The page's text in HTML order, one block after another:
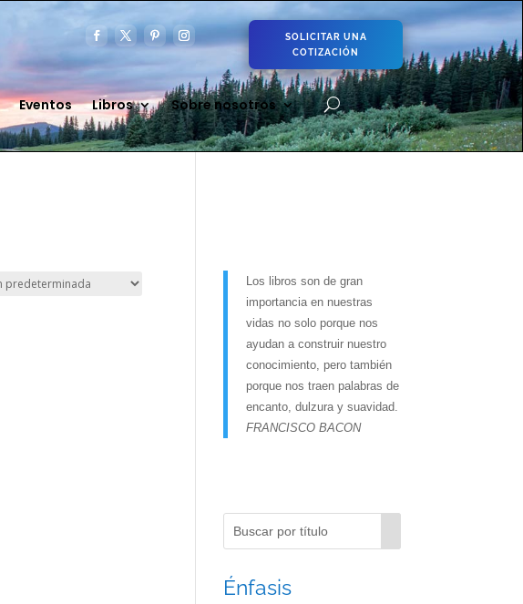
SOLICITAR UNA
COTIZACIÓN
Eventos Libros Sobre nosotros
Los libros son de gran
importancia en nuestras
vidas no solo porque nos
ayudan a construir nuestro
conocimiento, pero también
porque nos traen palabras de
encanto, dulzura y suavidad.
FRANCISCO BACON
Énfasis